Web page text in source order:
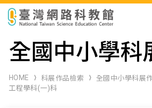
科展作品檢索
科學研習月刊
全國中小學科
HOME 科展作品檢索
全國中小學科展
工程學科(一)科